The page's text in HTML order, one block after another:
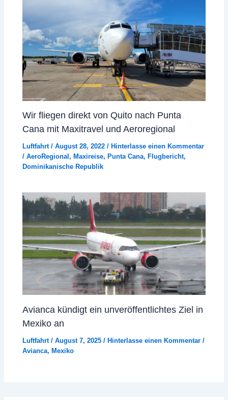
Wir fliegen direkt von Quito nach Punta
Cana mit Maxitravel und Aeroregional
Luftfahrt/August 28, 2022/ Hinterlasse einen Kommentar
/AeroRegional, Maxireise, Punta Cana, Flugbericht,
Dominikanische Republik
Avianca kündigt ein unveröffentlichtes Ziel in
Mexiko an
Luftfahrt/August 7, 2025/ Hinterlasse einen Kommentar /
Avianca, Mexiko